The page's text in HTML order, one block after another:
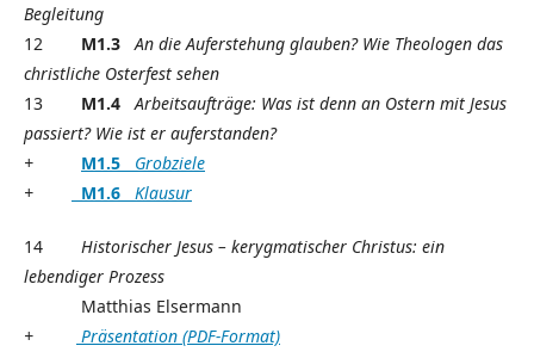
Begleitung
12 M1.3
An die Auferstehung glauben? Wie Theologen das
christliche Osterfest sehen
13 M1.4
Arbeitsaufträge: Was ist denn an Ostern mit Jesus
passiert? Wie ist er auferstanden?
+ M1.5 Grobziele
+
M1.6 Klausur
14 Historischer Jesus – kerygmatischer Christus: ein
lebendiger Prozess
Matthias Elsermann
+
Präsentation (PDF-Format)